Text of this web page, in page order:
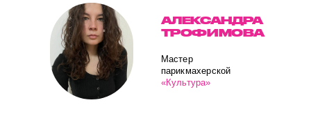
АЛЕКСАНДРА
ТРОФИМОВА
Мастер
парикмахерской
«Культура»